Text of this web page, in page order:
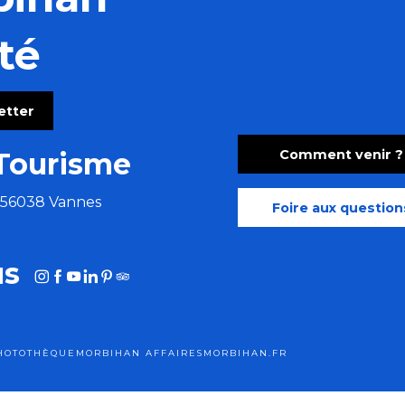
festives aux accents tziganes
Vannes
Comment venir ?
Foire aux
MORBIHAN AFFAIRES MORBIHAN.FR